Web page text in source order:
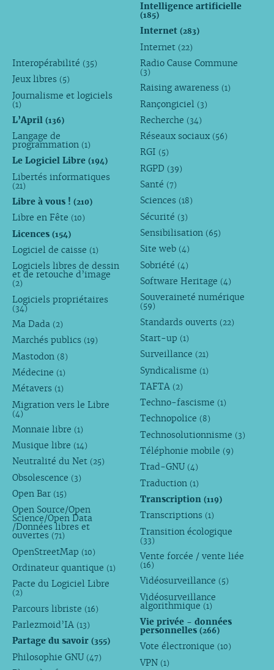
Intelligence artificielle
(185)
Internet(283)
Internet (22)
Interopérabilité (35)
Jeux libres (5)
Journalisme et logiciels
(1)
L’April (136)
Langage de
programmation (1)
Le Logiciel Libre (194)
Libertés informatiques
(21)
Libre à vous ! (210)
Libre en Fête (10)
Licences (154)
Logiciel de caisse (1)
Logiciels libres de dessin
et de retouche d’image
(2)
Logiciels propriétaires
(34)
Ma Dada (2)
Marchés publics (19)
Mastodon (8)
Médecine (1)
Métavers (1)
Migration vers le Libre
(4)
Monnaie libre (1)
Musique libre (14)
Neutralité du Net (25)
Obsolescence (3)
Open Bar (15)
Open Source/Open
Science/Open Data
/Données libres et
ouvertes (71)
OpenStreetMap (10)
Ordinateur quantique (1)
Pacte du Logiciel Libre
(2)
Parcours libriste (16)
Parlezmoid’IA (13)
Partage du savoir (355)
Philosophie GNU (47)
Radio Cause Commune
(3)
Raising awareness (1)
Rançongiciel (3)
Recherche (34)
Réseaux sociaux (56)
RGI (5)
RGPD (39)
Santé (7)
Sciences (18)
Sécurité (3)
Sensibilisation (65)
Site web (4)
Sobriété (4)
Software Heritage (4)
Souveraineté numérique
(59)
Standards ouverts (22)
Start-up (1)
Surveillance (21)
Syndicalisme (1)
TAFTA (2)
Techno-fascisme (1)
Technopolice (8)
Technosolutionnisme (3)
Téléphonie mobile (9)
Trad-GNU (4)
Traduction (1)
Transcription(119)
Transcriptions (1)
Transition écologique
(33)
Vente forcée / vente liée
(16)
Vidéosurveillance (5)
Vidéosurveillance
algorithmique (1)
Vie privée - données
personnelles(266)
Vote électronique (10)
VPN (1)